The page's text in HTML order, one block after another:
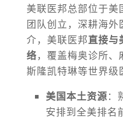
美联医邦总部位于
团队创立，深耕海外
介，美联医邦直接与
络，覆盖梅奥诊所
斯隆凯特琳等世界级
美国本土资源：
安排到全美排名